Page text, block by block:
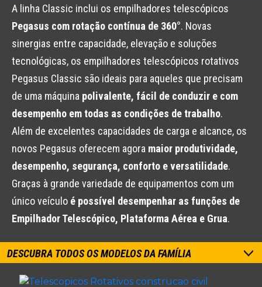
A linha Classic inclui os empilhadores telescópicos
Pegasus com rotação contínua de 360°. Novas
sinergias entre capacidade, elevação e soluções
tecnológicas, os empilhadores telescópicos rotativos
Pegasus Classic são ideais para aqueles que precisam
de uma máquina polivalente, fácil de conduzir e com
desempenho em todas as condições de trabalho.
Além de excelentes capacidades de carga e alcance, os
novos Pegasus oferecem agora maior produtividade,
desempenho, segurança, conforto e versatilidade.
Graças à grande variedade de equipamentos com um
único veículo é possível desempenhar as funções de
Empilhador Telescópico, Plataforma Aérea e Grua.
DESCUBRA TODOS OS MODELOS DA FAMÍLIA